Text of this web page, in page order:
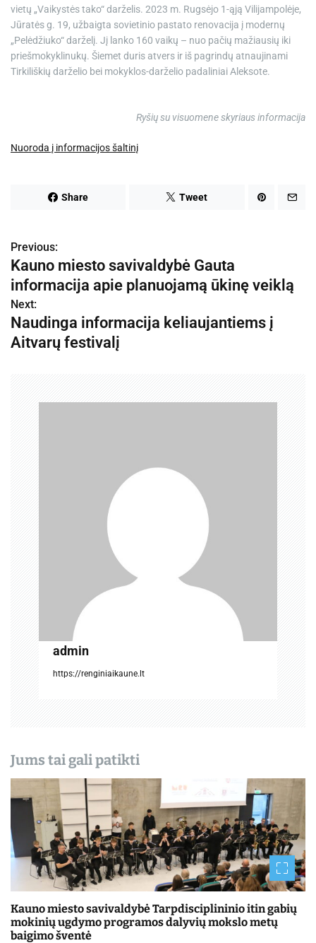
vietų „Vaikystės tako“ darželis. 2023 m. Rugsėjo 1-ąją Vilijampolėje,
Jūratės g. 19, užbaigta sovietinio pastato renovacija į modernų
„Pelėdžiuko“ darželį. Jį lanko 160 vaikų – nuo pačių mažiausių iki
priešmokyklinukų. Šiemet duris atvers ir iš pagrindų atnaujinami
Tirkiliškių darželio bei mokyklos-darželio padaliniai Aleksote.
Ryšių su visuomene skyriaus informacija
Nuoroda į informacijos šaltinį
Share Tweet
N
a
v
i
Previous:
Kauno miesto savivaldybė Gauta
informacija apie planuojamą ūkinę veiklą
Next:
Naudinga informacija keliaujantiems į
Aitvarų festivalį
admin
https://renginiaikaune.lt
Jums tai gali patikti
Kauno miesto savivaldybė Tarpdisciplininio itin gabių
mokinių ugdymo programos dalyvių mokslo metų
baigimo šventė